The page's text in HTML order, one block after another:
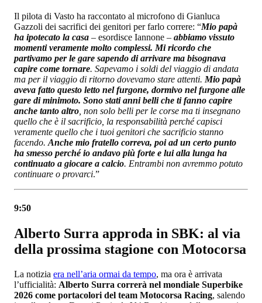
Il pilota di Vasto ha raccontato al microfono di Gianluca
Gazzoli dei sacrifici dei genitori per farlo correre: “Mio papà
ha ipotecato la casa – esordisce Iannone – abbiamo vissuto
momenti veramente molto complessi. Mi ricordo che
partivamo per le gare sapendo di arrivare ma bisognava
capire come tornare. Sapevamo i soldi del viaggio di andata
ma per il viaggio di ritorno dovevamo stare attenti. Mio papà
aveva fatto questo letto nel furgone, dormivo nel furgone alle
gare di minimoto. Sono stati anni belli che ti fanno capire
anche tanto altro , non solo belli per le corse ma ti insegnano
quello che è il sacrificio, la responsabilità perché capisci
veramente quello che i tuoi genitori che sacrificio stanno
facendo. Anche mio fratello correva, poi ad un certo punto
ha smesso perché io andavo più forte e lui alla lunga ha
continuato a giocare a calcio. Entrambi non avremmo potuto
continuare o provarci.”
9:50
Alberto Surra approda in SBK: al via
della prossima stagione con Motocorsa
La notizia era nell’aria ormai da tempo, ma ora è arrivata
l’ufficialità: Alberto Surra correrà nel mondiale Superbike
2026 come portacolori del team Motocorsa Racing, salendo